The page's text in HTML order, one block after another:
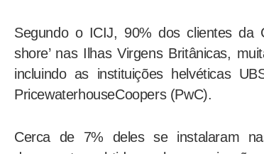
Segundo o ICIJ, 90% dos clientes da
shore’ nas Ilhas Virgens Britânicas,
incluindo as instituições helvéticas
PricewaterhouseCoopers (PwC).
Cerca de 7% deles se instalaram